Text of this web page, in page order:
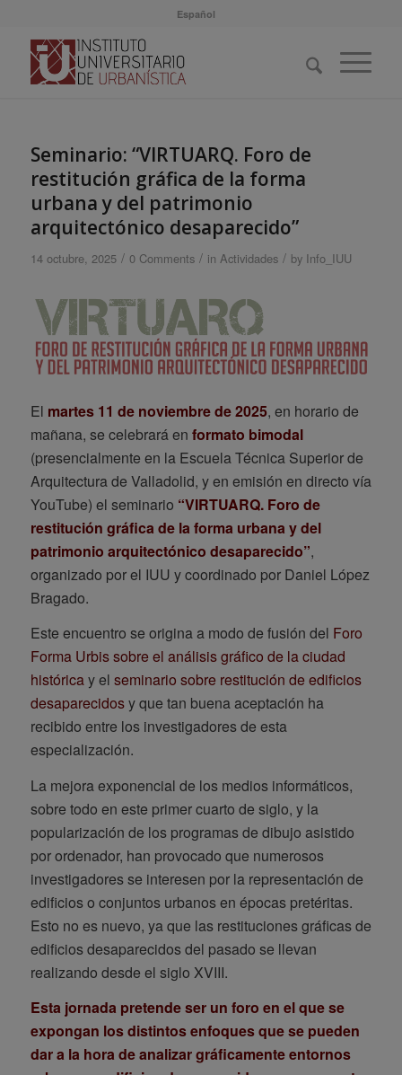
Español
Seminario: “VIRTUARQ. Foro de
restitución gráfica de la forma
urbana y del patrimonio
arquitectónico desaparecido”
14 octubre, 2025 / 0 Comments / in Actividades / by Info_IUU
El martes 11 de noviembre de 2025, en horario de
mañana, se celebrará en formato bimodal
(presencialmente en la Escuela Técnica Superior de
Arquitectura de Valladolid, y en emisión en directo vía
YouTube) el seminario “VIRTUARQ. Foro de
restitución gráfica de la forma urbana y del
patrimonio arquitectónico desaparecido”,
organizado por el IUU y coordinado por Daniel López
Bragado.
Este encuentro se origina a modo de fusión del Foro
Forma Urbis sobre el análisis gráfico de la ciudad
históricay el seminario sobre restitución de edificios
desaparecidosy que tan buena aceptación ha
recibido entre los investigadores de esta
especialización.
La mejora exponencial de los medios informáticos,
sobre todo en este primer cuarto de siglo, y la
popularización de los programas de dibujo asistido
por ordenador, han provocado que numerosos
investigadores se interesen por la representación de
edificios o conjuntos urbanos en épocas pretéritas.
Esto no es nuevo, ya que las restituciones gráficas de
edificios desaparecidos del pasado se llevan
realizando desde el siglo XVIII.
Esta jornada pretende ser un foro en el que se
expongan los distintos enfoques que se pueden
dar a la hora de analizar gráficamente entornos